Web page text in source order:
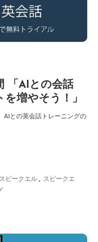
「AIとの会話
増やそう！」
AIとの英会話トレーニングの
スピークエル, スピークエ